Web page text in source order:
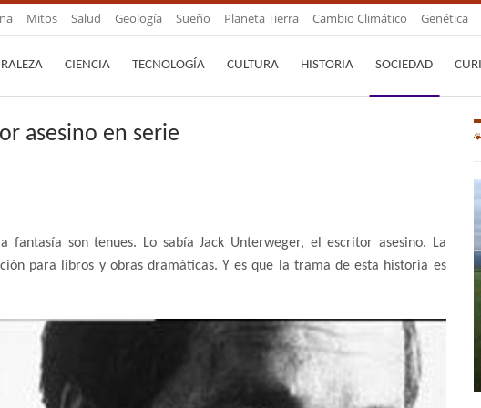
Mitos Salud Geología Sueño Planeta Tierra Cambio Climático Genética
CIENCIA TECNOLOGÍA CULTURA HISTORIA SOCIEDAD
asesino en serie
son tenues. Lo sabía Jack Unterweger, el escritor asesino. La
para libros y obras dramáticas. Y es que la trama de esta historia es